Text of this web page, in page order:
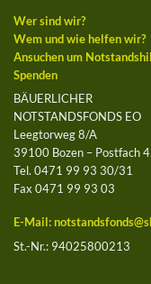
Wer sind wir?
Wem und wie helfen wir?
Ansuchen um
Spenden
BÄUERLICHER
NOTSTANDSFONDS EO
Leegtorweg 8/A
39100 Bozen – Postfach
Tel. 0471 99 93 30/31
Fax 0471 99 93 03
E-Mail:
St.-Nr.: 94025800213